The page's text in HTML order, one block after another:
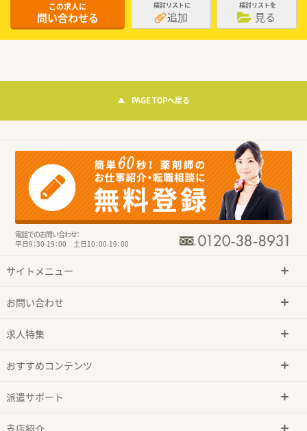
この求人に
問い合わせる
検討リストに
追加
検討リストを
見る
PAGE TOPへ戻る
電話でのお問い合わせ：
平日9：30-19：00 土日10：00-19：00
サイトメニュー
お問い合わせ
求人特集
おすすめコンテンツ
派遣サポート
支店紹介